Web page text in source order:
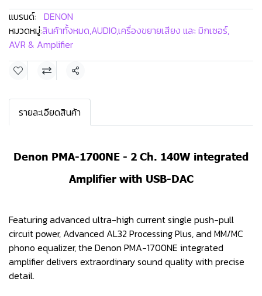
แบรนด์: DENON
หมวดหมู่:สินค้าทั้งหมด,AUDIO,เครื่องขยายเสียง และ มิกเซอร์,
AVR & Amplifier
แชร์
รายละเอียดสินค้า
Denon PMA-1700NE - 2 Ch. 140W integrated
Amplifier with USB-DAC
Featuring advanced ultra-high current single push-pull
circuit power, Advanced AL32 Processing Plus, and MM/MC
phono equalizer, the Denon PMA-1700NE integrated
amplifier delivers extraordinary sound quality with precise
detail.